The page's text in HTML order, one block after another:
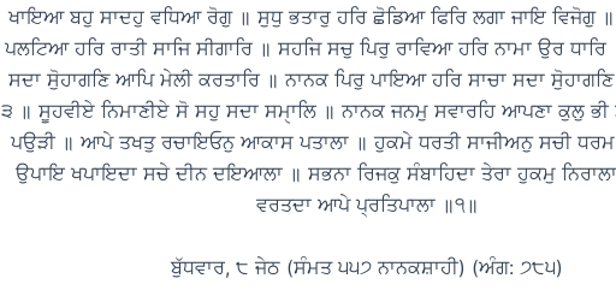
ਖਾਇਆ ਬਹੁ ਸਾਦਹੁ ਵਧਿਆ ਰੋਗੁ ॥ ਸੁਧੁ ਭਤਾਰੁ ਹਰਿ ਛੋਡਿਆ ਫਿਰਿ ਲਗਾ ਜਾਇ ਵਿਜੋਗੁ
ਪਲਟਿਆ ਹਰਿ ਰਾਤੀ ਸਾਜਿ ਸੀਗਾਰਿ ॥ ਸਹਜਿ ਸਚੁ ਪਿਰੁ ਰਾਵਿਆ ਹਰਿ ਨਾਮਾ ਉਰ
ਸਦਾ ਸੋੁਹਾਗਣਿ ਆਪਿ ਮੇਲੀ ਕਰਤਾਰਿ ॥ ਨਾਨਕ ਪਿਰੁ ਪਾਇਆ ਹਰਿ ਸਾਚਾ ਸਦਾ
੩ ॥ ਸੂਹਵੀਏ ਨਿਮਾਣੀਏ ਸੋ ਸਹੁ ਸਦਾ ਸਮੑਾਲਿ ॥ ਨਾਨਕ ਜਨਮੁ ਸਵਾਰਹਿ ਆਪਣਾ ਕੁਲੁ ਭੀ
ਪਉੜੀ ॥ ਆਪੇ ਤਖਤੁ ਰਚਾਇਓਨੁ ਆਕਾਸ ਪਤਾਲਾ ॥ ਹੁਕਮੇ ਧਰਤੀ ਸਾਜੀਅਨੁ ਸਚੀ
ਉਪਾਇ ਖਪਾਇਦਾ ਸਚੇ ਦੀਨ ਦਇਆਲਾ ॥ ਸਭਨਾ ਰਿਜਕੁ ਸੰਬਾਹਿਦਾ ਤੇਰਾ ਹੁਕਮੁ
ਵਰਤਦਾ ਆਪੇ ਪ੍ਰਤਿਪਾਲਾ ॥੧॥
ਬੁੱਧਵਾਰ, ੮ ਜੇਠ (ਸੰਮਤ ੫੫੭ ਨਾਨਕਸ਼ਾਹੀ) (ਅੰਗ: ੭੮੫)